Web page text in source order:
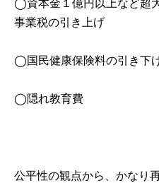
◯資本金１億円以上など超
事業税の引き上げ
◯国民健康保険料の引き下
◯隠れ教育費
公平性の観点から、かなり